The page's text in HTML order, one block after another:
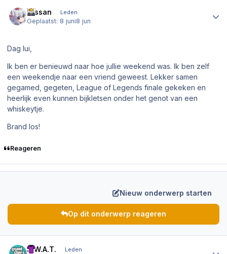
Nissan Leden
Geplaatst: 8 juni8 jun
Dag lui,
Ik ben er benieuwd naar hoe jullie weekend was. Ik ben zelf
een weekendje naar een vriend geweest. Lekker samen
gegamed, gegeten, League of Legends finale gekeken en
heerlijk even kunnen bijkletsen onder het genot van een
whiskeytje.
Brand los!
Reageren
Nieuw onderwerp starten
Op dit onderwerp reageren
S.W.A.T. Leden